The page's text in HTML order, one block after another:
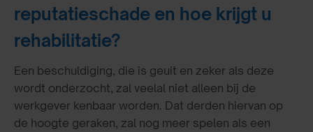
reputatieschade en hoe krijgt u
rehabilitatie?
Een beschuldiging, die is geuit en zeker als deze
wordt onderzocht, zal veelal niet alleen bij de
werkgever kenbaar worden. Dat derden hiervan op
de hoogte geraken, zal nog meer spelen als een